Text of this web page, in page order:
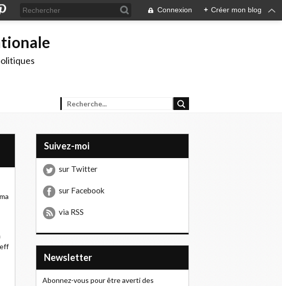
Connexion + Créer mon blog
Suivez-moi
sur Twitter
sur Facebook
via RSS
Newsletter
Abonnez-vous pour être averti des